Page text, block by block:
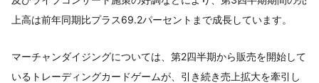
上高は前年同期比プラス69.2パーセントまで成長しています。
マーチャンダイジングについては、第2四半期から販売を開始して
いるトレーディングカードゲームが、引き続き売上拡大を牽引し